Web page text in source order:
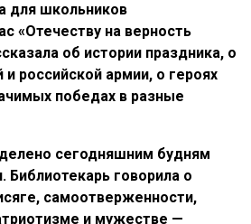
для школьников
«Отечеству на верность
об истории праздника, о
и российской армии, о героях
победах в разные
сегодняшним будням
Библиотекарь говорила о
самоотверженности,
и мужестве —